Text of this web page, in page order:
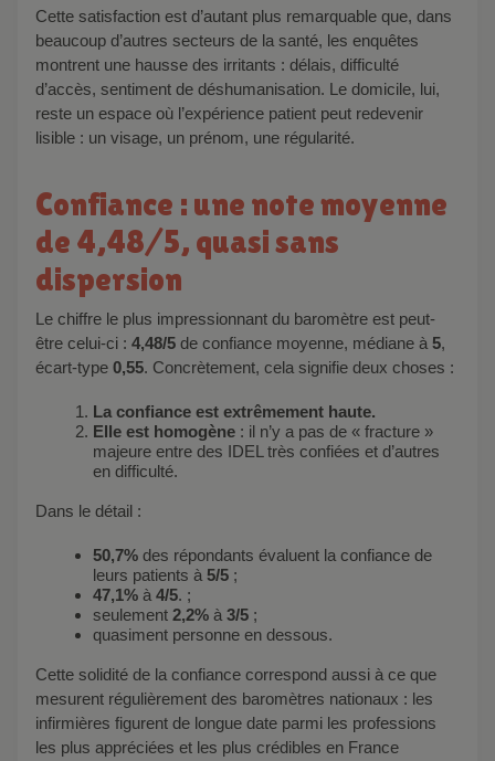
Cette satisfaction est d’autant plus remarquable que, dans
beaucoup d’autres secteurs de la santé, les enquêtes
montrent une hausse des irritants : délais, difficulté
d’accès, sentiment de déshumanisation. Le domicile, lui,
reste un espace où l’expérience patient peut redevenir
lisible : un visage, un prénom, une régularité.
Confiance : une note moyenne
de 4,48/5, quasi sans
dispersion
Le chiffre le plus impressionnant du baromètre est peut-
être celui-ci : 4,48/5 de confiance moyenne, médiane à 5,
écart-type 0,55. Concrètement, cela signifie deux choses :
La confiance est extrêmement haute.
Elle est homogène : il n’y a pas de « fracture »
majeure entre des IDEL très confiées et d’autres
en difficulté.
Dans le détail :
50,7% des répondants évaluent la confiance de
leurs patients à 5/5 ;
47,1% à 4/5. ;
seulement 2,2% à 3/5 ;
quasiment personne en dessous.
Cette solidité de la confiance correspond aussi à ce que
mesurent régulièrement des baromètres nationaux : les
infirmières figurent de longue date parmi les professions
les plus appréciées et les plus crédibles en France